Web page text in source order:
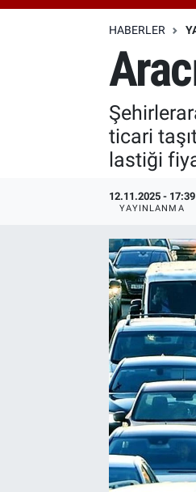
HABERLER
ticari
lastiği
12.11.2025 - 17:39
YAYINLANMA
Özel Haberler
Özel Haberler
Erişim Bilgileri
Haber Arşivi